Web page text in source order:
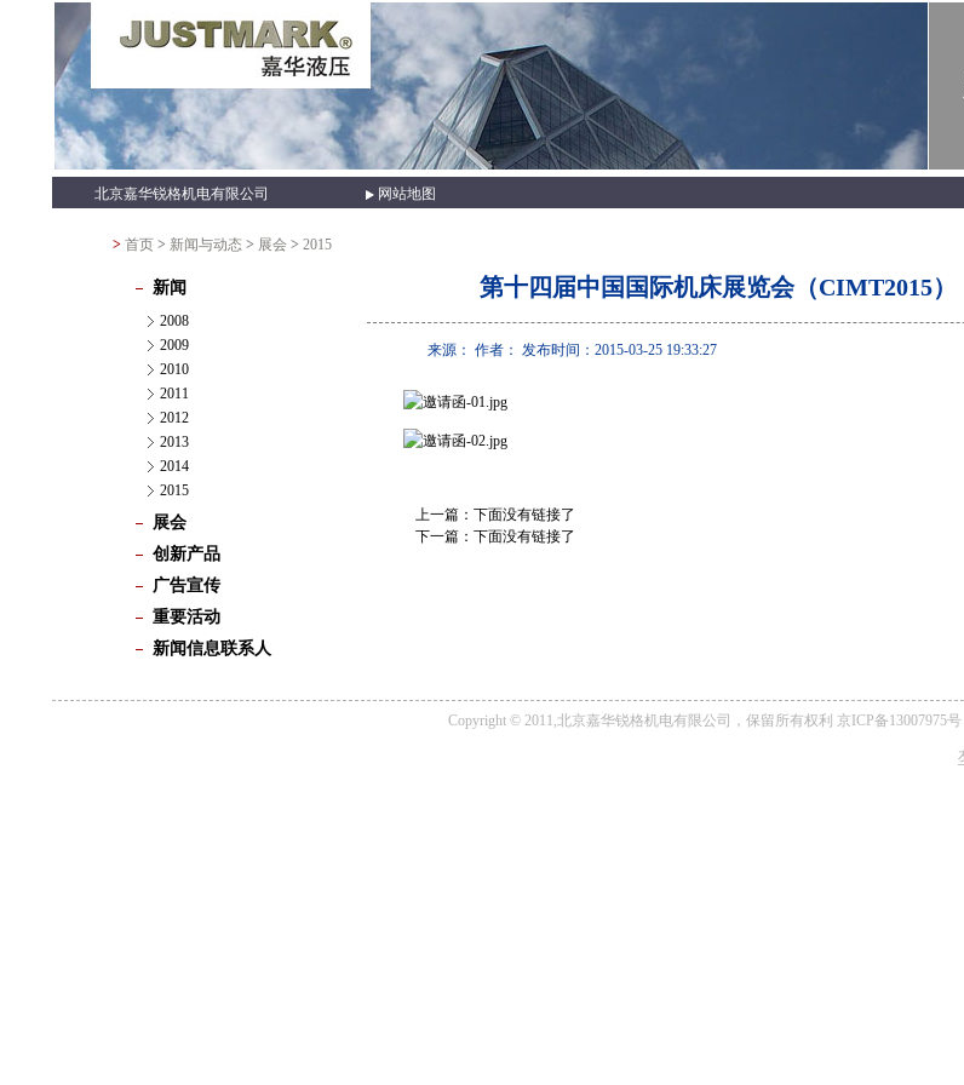
北京嘉华锐格机电有限公司 网站地图
> 首页 > 新闻与动态 > 展会 > 2015
新闻
2008
2009
2010
2011
2012
2013
2014
2015
展会
创新产品
广告宣传
重要活动
新闻信息联系人
第十四届中国国际机床展览会（CIMT2015）
来源： 作者： 发布时间：2015-03-25 19:33:27
上一篇：下面没有链接了
下一篇：下面没有链接了
Copyright © 2011,北京嘉华锐格机电有限公司，保留所有权利 京ICP备13007975号